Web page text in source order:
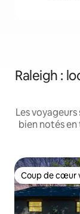
Raleigh :
Les
bien notés
Coup de cœur
Coup de cœur